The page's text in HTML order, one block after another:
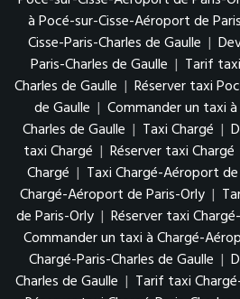
à Pocé-sur-Cisse-Aéroport de
Cisse-Paris-Charles de Gaulle |
Paris-Charles de Gaulle | Tarif
Charles de Gaulle | Réserver taxi
de Gaulle | Commander un taxi
Charles de Gaulle | Taxi Chargé |
taxi Chargé | Réserver taxi Chargé
Chargé | Taxi Chargé-Aéroport
Chargé-Aéroport de Paris-Orly |
de Paris-Orly | Réserver taxi
Commander un taxi à Chargé-
Chargé-Paris-Charles de Gaulle |
Charles de Gaulle | Tarif taxi